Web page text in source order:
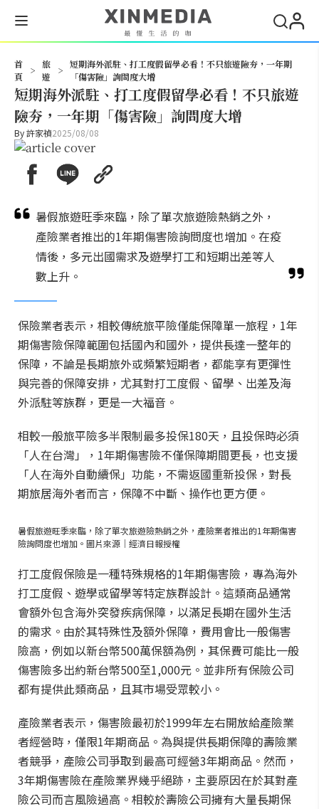
首
頁
>
旅
遊
>
短期海外派駐、打工度假留學必看！不只旅遊險夯，一年期
「傷害險」詢問度大增
短期海外派駐、打工度假留學必看！不只旅遊
險夯，一年期「傷害險」詢問度大增
By許家禎2025/08/08
暑假旅遊旺季來臨，除了單次旅遊險熱銷之外，
產險業者推出的1年期傷害險詢問度也增加。在疫
情後，多元出國需求及遊學打工和短期出差等人
數上升。
保險業者表示，相較傳統旅平險僅能保障單一旅程，1年
期傷害險保障範圍包括國內和國外，提供長達一整年的
保障，不論是長期旅外或頻繁短期者，都能享有更彈性
與完善的保障安排，尤其對打工度假、留學、出差及海
外派駐等族群，更是一大福音。
相較一般旅平險多半限制最多投保180天，且投保時必須
「人在台灣」，1年期傷害險不僅保障期間更長，也支援
「人在海外自動續保」功能，不需返國重新投保，對長
期旅居海外者而言，保障不中斷、操作也更方便。
暑假旅遊旺季來臨，除了單次旅遊險熱銷之外，產險業者推出的1年期傷害
險詢問度也增加。圖片來源｜經濟日報授權
打工度假保險是一種特殊規格的1年期傷害險，專為海外
打工度假、遊學或留學等特定族群設計。這類商品通常
會額外包含海外突發疾病保障，以滿足長期在國外生活
的需求。由於其特殊性及額外保障，費用會比一般傷害
險高，例如以新台幣500萬保額為例，其保費可能比一般
傷害險多出約新台幣500至1,000元。並非所有保險公司
都有提供此類商品，且其市場受眾較小。
產險業者表示，傷害險最初於1999年左右開放給產險業
者經營時，僅限1年期商品。為與提供長期保障的壽險業
者競爭，產險公司爭取到最高可經營3年期商品。然而，
3年期傷害險在產險業界幾乎絕跡，主要原因在於其對產
險公司而言風險過高。相較於壽險公司擁有大量長期保